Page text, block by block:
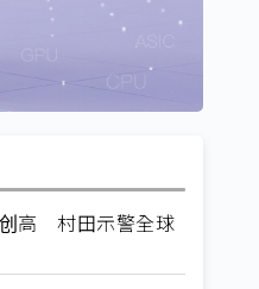
创高 村田示警全球